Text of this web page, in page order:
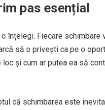
pas esențial
înțelegi. Fiecare schimbare
să o privești ca pe o
și cum ar putea ea să
că schimbarea este